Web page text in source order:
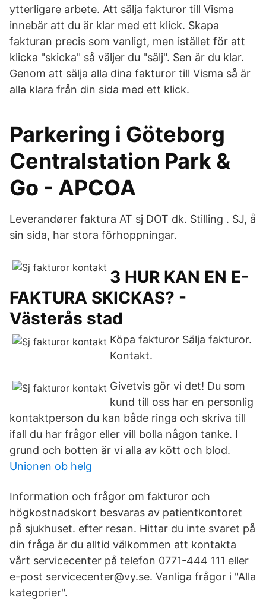
ytterligare arbete. Att sälja fakturor till Visma
innebär att du är klar med ett klick. Skapa
fakturan precis som vanligt, men istället för att
klicka "skicka" så väljer du "sälj". Sen är du klar.
Genom att sälja alla dina fakturor till Visma så är
alla klara från din sida med ett klick.
Parkering i Göteborg
Centralstation Park &
Go - APCOA
Leverandører faktura AT sj DOT dk. Stilling . SJ, å
sin sida, har stora förhoppningar.
3 HUR KAN EN E-
FAKTURA SKICKAS? -
Västerås stad
Köpa fakturor Sälja fakturor.
Kontakt.
Givetvis gör vi det! Du som
kund till oss har en personlig
kontaktperson du kan både ringa och skriva till
ifall du har frågor eller vill bolla någon tanke. I
grund och botten är vi alla av kött och blod.
Unionen ob helg
Information och frågor om fakturor och
högkostnadskort besvaras av patientkontoret
på sjukhuset. efter resan. Hittar du inte svaret på
din fråga är du alltid välkommen att kontakta
vårt servicecenter på telefon 0771-444 111 eller
e-post servicecenter@vy.se. Vanliga frågor i "Alla
kategorier".